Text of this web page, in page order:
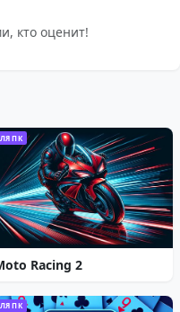
кто оценит!
ПК
Racing 2
ПК